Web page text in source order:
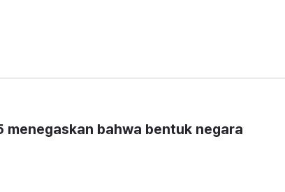
menegaskan bahwa bentuk negara